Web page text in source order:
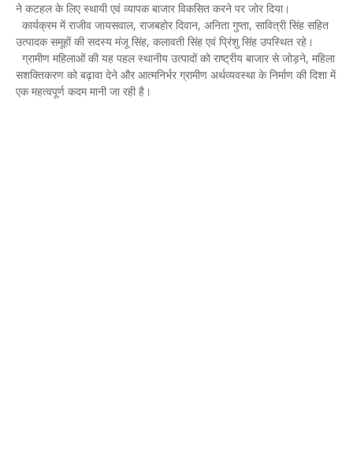
ने कटहल के लिए स्थायी एवं व्यापक बाजार विकसित करने पर जोर दिया।
कार्यक्रम में राजीव जायसवाल, राजबहोर दिवान, अनिता गुप्ता, सावित्री सिंह सहित
उत्पादक समूहों की सदस्य मंजू सिंह, कलावती सिंह एवं प्रिंशु सिंह उपस्थित रहे।
ग्रामीण महिलाओं की यह पहल स्थानीय उत्पादों को राष्ट्रीय बाजार से जोड़ने, महिला
सशक्तिकरण को बढ़ावा देने और आत्मनिर्भर ग्रामीण अर्थव्यवस्था के निर्माण की दिशा में
एक महत्वपूर्ण कदम मानी जा रही है।